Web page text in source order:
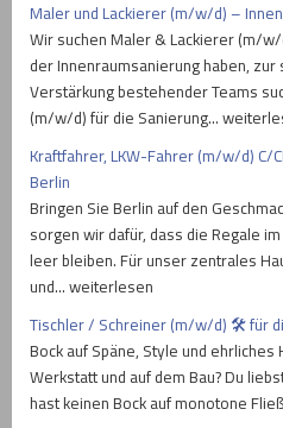
Maler und Lackierer (m/w/d) –
Wir suchen Maler & Lackierer (m/
der Innenraumsanierung haben,
Verstärkung bestehender Teams
(m/w/d) für die Sanierung…
Kraftfahrer, LKW-Fahrer (m/w/d) C/
Berlin
Bringen Sie Berlin auf den
sorgen wir dafür, dass die Regale
leer bleiben. Für unser zentrales
und… weiterlesen
Tischler / Schreiner (m/w/d) 🛠️ für
Bock auf Späne, Style und
Werkstatt und auf dem Bau? Du
hast keinen Bock auf monotone